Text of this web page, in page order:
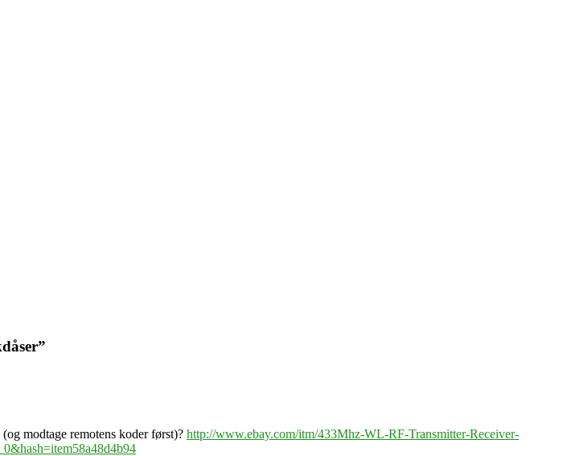
”
modtage remotens koder først)? http://www.ebay.com/itm/433Mhz-WL-RF-Transmitter-Receiver-